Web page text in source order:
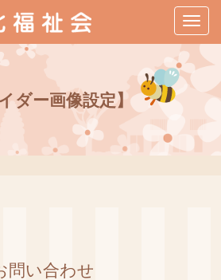
メ
ニ
ュ
ー
ダー画像設定】
問い合わせ